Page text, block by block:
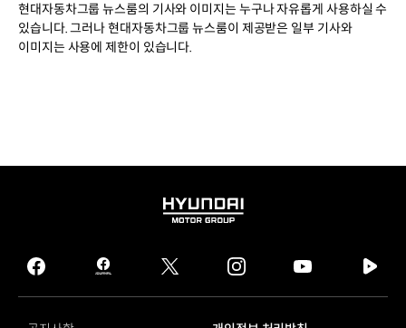
현대자동차그룹 뉴스룸의 기사와 이미지는 누구나 자유롭게 사용하실 수
있습니다. 그러나 현대자동차그룹 뉴스룸이 제공받은 일부 기사와
이미지는 사용에 제한이 있습니다.
HYUNDAI
GROUP
facebook
hmg
journal
twitter instagram
tv